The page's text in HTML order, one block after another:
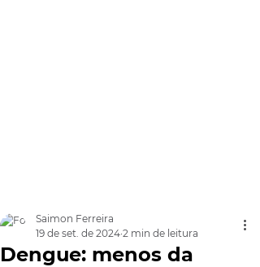
Dengue: menos da
Saimon Ferreira
19 de set. de 2024 2 min de leitura